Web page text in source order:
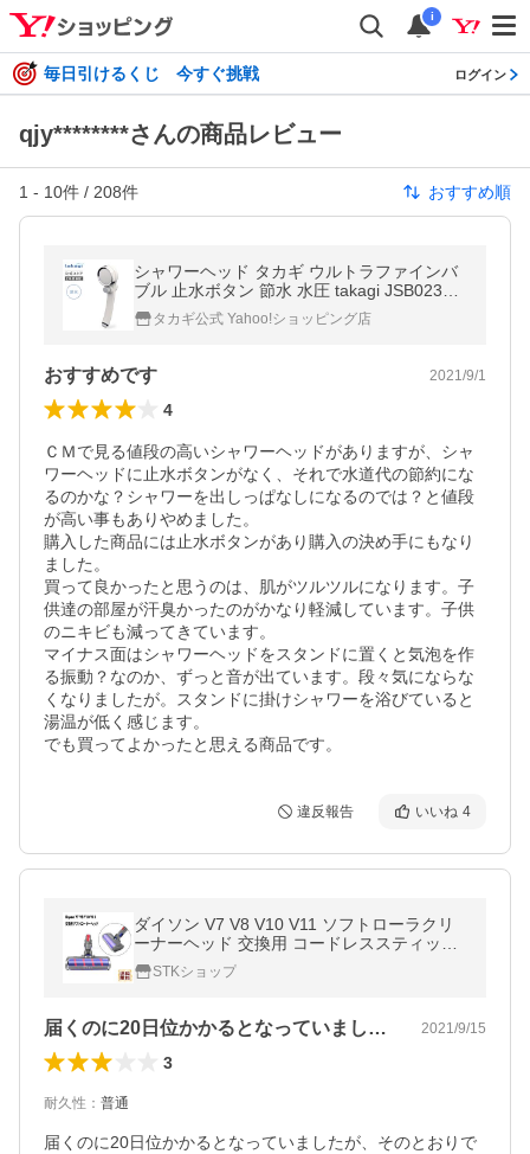
i
毎日引けるくじ 今すぐ挑戦 ログイン
qjy********さんの商品レビュー
1 - 10件 / 208件 おすすめ順
シャワーヘッド タカギ ウルトラファインバ
ブル 止水ボタン 節水 水圧 takagi JSB023B
W キモチイイバブルシャワピタ ホワイト 2
年間保証 公式 送料無料
タカギ公式 Yahoo!ショッピング店
おすすめです 2021/9/1
4
ＣＭで見る値段の高いシャワーヘッドがありますが、シャ
ワーヘッドに止水ボタンがなく、それで水道代の節約にな
るのかな？シャワーを出しっぱなしになるのでは？と値段
が高い事もありやめました。
購入した商品には止水ボタンがあり購入の決め手にもなり
ました。
買って良かったと思うのは、肌がツルツルになります。子
供達の部屋が汗臭かったのがかなり軽減しています。子供
のニキビも減ってきています。
マイナス面はシャワーヘッドをスタンドに置くと気泡を作
る振動？なのか、ずっと音が出ています。段々気にならな
くなりましたが。スタンドに掛けシャワーを浴びていると
湯温が低く感じます。
でも買ってよかったと思える商品です。
違反報告 いいね 4
ダイソン V7 V8 V10 V11 ソフトローラクリ
ーナーヘッド 交換用 コードレススティック
掃除機 インストールが簡単 フロアヘッド
STKショップ
届くのに20日位かかるとなっていました… 2021/9/15
3
耐久性 ： 普通
届くのに20日位かかるとなっていましたが、そのとおりで